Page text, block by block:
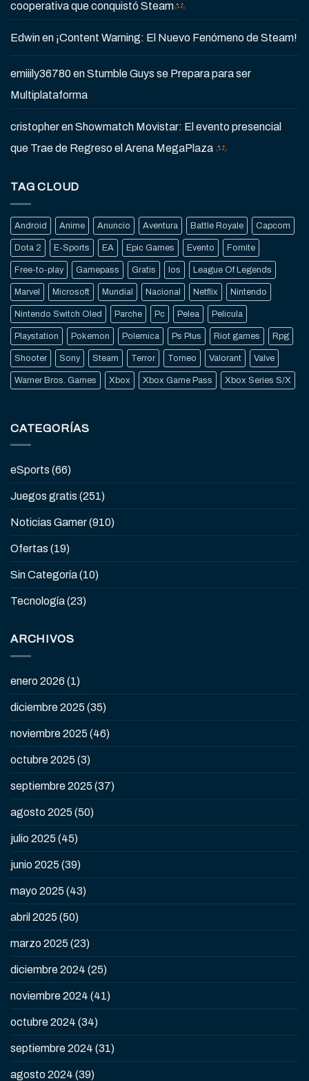
cooperativa que conquistó Steam
Edwinen ¡Content Warning: El Nuevo Fenómeno de Steam!
emiiily36780enStumble Guys se Prepara para ser
Multiplataforma
cristopherenShowmatch Movistar: El evento presencial
que Trae de Regreso el Arena MegaPlaza
TAG CLOUD
Android Anime Anuncio Aventura Battle Royale Capcom
Dota 2 E-Sports EA Epic Games Evento Fornite
Free-to-play Gamepass Gratis Ios League Of Legends
Marvel Microsoft Mundial Nacional Netflix Nintendo
Nintendo Switch Oled Parche Pc Pelea Pelicula
Playstation Pokemon Polemica Ps Plus Riot games Rpg
Shooter Sony Steam Terror Torneo Valorant Valve
Warner Bros. Games Xbox Xbox Game Pass Xbox Series S/X
CATEGORÍAS
eSports (66)
Juegos gratis (251)
Noticias Gamer(910)
Ofertas (19)
Sin Categoría(10)
Tecnología(23)
ARCHIVOS
enero 2026 (1)
diciembre 2025 (35)
noviembre 2025 (46)
octubre 2025 (3)
septiembre 2025 (37)
agosto 2025 (50)
julio 2025 (45)
junio 2025 (39)
mayo 2025 (43)
abril 2025 (50)
marzo 2025 (23)
diciembre 2024 (25)
noviembre 2024 (41)
octubre 2024 (34)
septiembre 2024 (31)
agosto 2024 (39)